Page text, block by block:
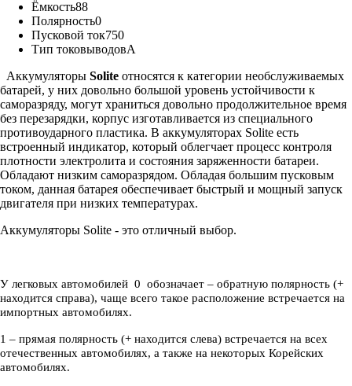
Ёмкость88
Полярность0
Пусковой ток750
Тип токовыводовA
Аккумуляторы Solite относятся к категории необслуживаемых
батарей, у них довольно большой уровень устойчивости к
саморазряду, могут храниться довольно продолжительное время
без перезарядки, корпус изготавливается из специального
противоударного пластика. В аккумуляторах Solite есть
встроенный индикатор, который облегчает процесс контроля
плотности электролита и состояния заряженности батареи.
Обладают низким саморазрядом. Обладая большим пусковым
током, данная батарея обеспечивает быстрый и мощный запуск
двигателя при низких температурах.
Аккумуляторы Solite - это отличный выбор.
У легковых автомобилей 0 обозначает – обратную полярность (+
находится справа), чаще всего такое расположение встречается на
импортных автомобилях.
1 – прямая полярность (+ находится слева) встречается на всех
отечественных автомобилях, а также на некоторых Корейских
автомобилях.